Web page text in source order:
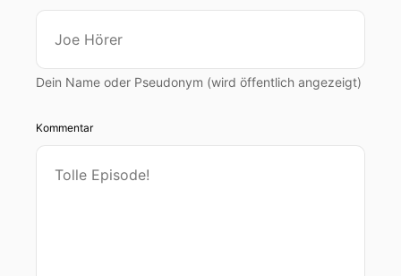
Dein Name oder Pseudonym (wird öffentlich angezeigt)
Kommentar